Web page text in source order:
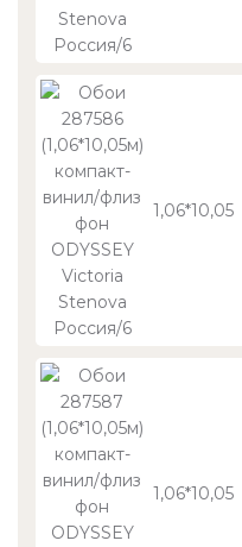
1,06*10,05
1,06*10,05